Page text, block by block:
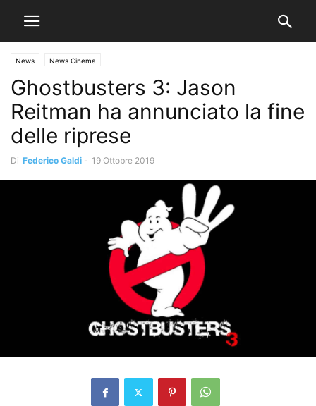
News News Cinema
Ghostbusters 3: Jason
Reitman ha annunciato la fine
delle riprese
Di Federico Galdi - 19 Ottobre 2019